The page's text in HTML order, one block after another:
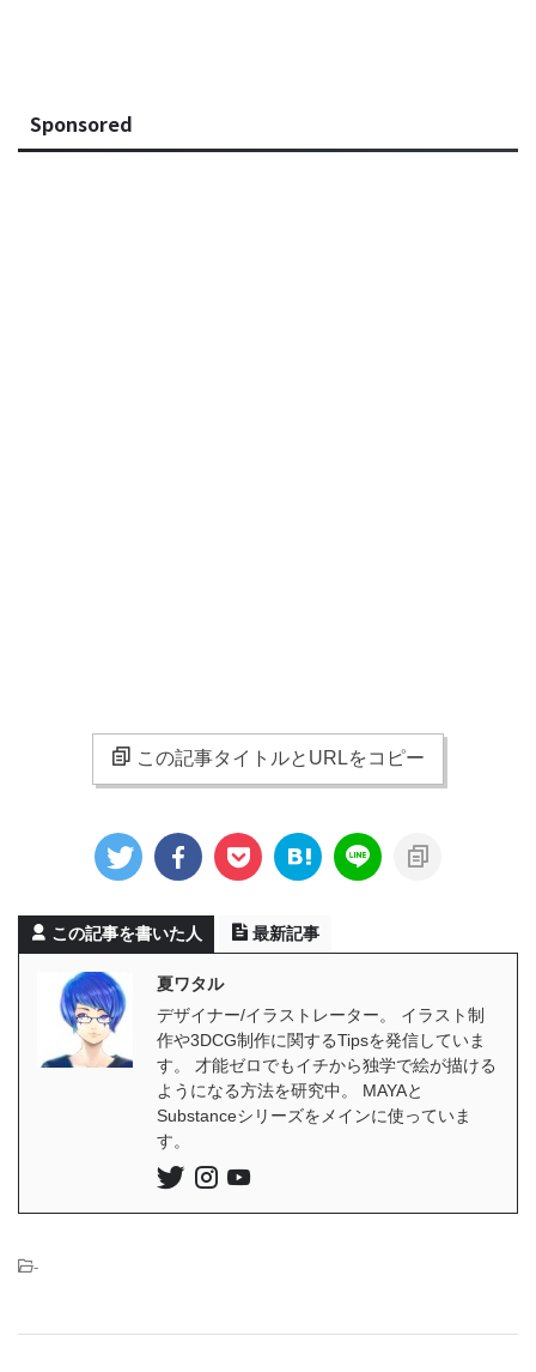
Sponsored
この記事タイトルとURLをコピー
この記事を書いた人 最新記事
夏ワタル
デザイナー/イラストレーター。 イラスト制
作や3DCG制作に関するTipsを発信していま
す。 才能ゼロでもイチから独学で絵が描ける
ようになる方法を研究中。 MAYAと
Substanceシリーズをメインに使っていま
す。
-